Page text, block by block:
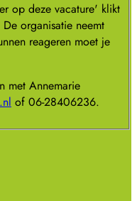
op deze vacature' klikt
organisatie neemt
reageren moet je
met Annemarie
of 06-28406236.